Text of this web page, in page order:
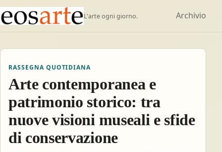
L'arte ogni giorno. Archivio
RASSEGNA QUOTIDIANA
Arte contemporanea e
patrimonio storico: tra
nuove visioni museali e sfide
di conservazione